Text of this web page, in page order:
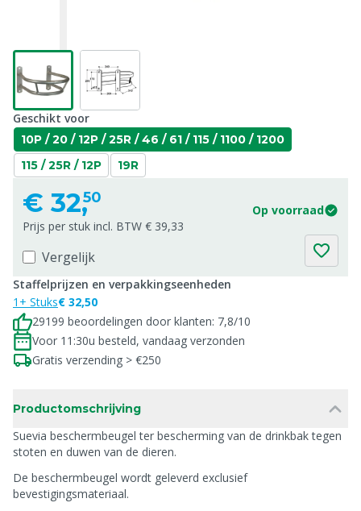
Geschikt voor
10P / 20 / 12P / 25R / 46 / 61 / 115 / 1100 / 1200
115 / 25R / 12P
19R
€ 32,50
Op voorraad
Prijs per stuk incl. BTW € 39,33
Vergelijk
Staffelprijzen en verpakkingseenheden
1+ Stuks€ 32,50
29199 beoordelingen door klanten: 7,8/10
Voor 11:30u besteld, vandaag verzonden
Gratis verzending > €250
Productomschrijving
Suevia beschermbeugel ter bescherming van de drinkbak tegen
stoten en duwen van de dieren.
De beschermbeugel wordt geleverd exclusief
bevestigingsmateriaal.